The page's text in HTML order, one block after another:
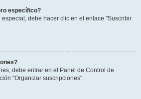
específico?
especial, debe hacer clic en el enlace "Suscribir
debe entrar en el Panel de Control de
"Organizar suscripciones".